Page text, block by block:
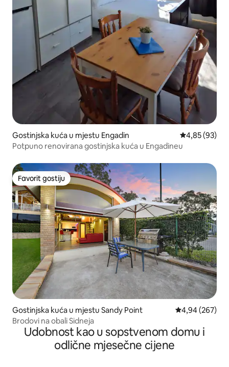
Gostinjska kuća u mjestu Engadin prosječna
4,85 (93)
Potpuno renovirana gostinjska kuća u Engadineu
Favorit gostiju
Favorit gostiju
Gostinjska kuća u mjestu Sandy Point prosječna
4,94 (267)
Brodovi na obali Sidneja
Udobnost kao u sopstvenom domu i
odlične mjesečne cijene